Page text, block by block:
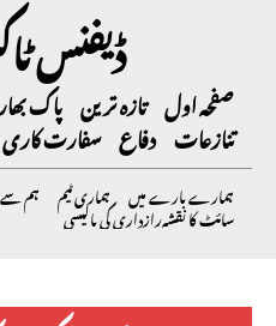
ڈیفنس
صفحہ اول تازہ ترین پاک
تنازعات دفاع سفارت کاری
ہمارے بارے میں ہماری ٹیم ہم
سائٹ کا نقشہرازداری کی پالیسی